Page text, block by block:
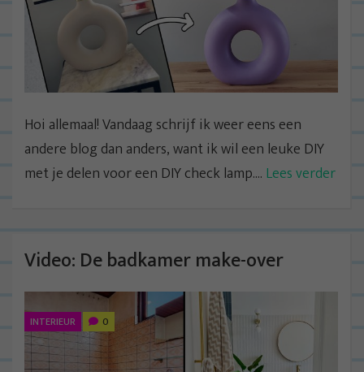
Hoi allemaal! Vandaag schrijf ik weer eens een
andere blog dan anders, want ik wil een leuke DIY
met je delen voor een DIY check lamp.... Lees verder
Video: De badkamer make-over
INTERIEUR 0